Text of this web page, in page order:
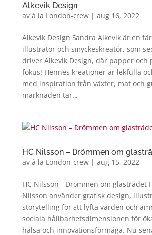
Alkevik Design
av à la London-crew| aug 16, 2022
Alkevik Design Sandra Alkevik är en
illustratör och smyckeskreatör, som
driver Alkevik Design, där papper och
fokus! Hennes kreationer är lekfulla
med inspiration från växter, mat och
marknaden tar...
HC Nilsson – Drömmen om
av à la London-crew| aug 15, 2022
HC Nilsson - Drömmen om glasträdet
Nilsson använder grafisk design,
storytelling för att lyfta värden och
sociala hållbarhetsdimensionen för
hälsa och innovationsförmåga. Nu